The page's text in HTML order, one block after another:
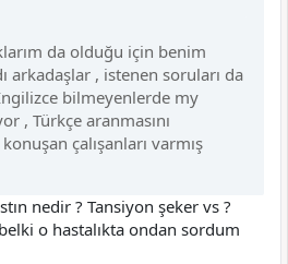
da olduğu için benim
arkadaşlar , istenen soruları da
bilmeyenlerde my
, Türkçe aranmasını
çalışanları varmış
nedir ? Tansiyon şeker vs ?
o hastalıkta ondan sordum